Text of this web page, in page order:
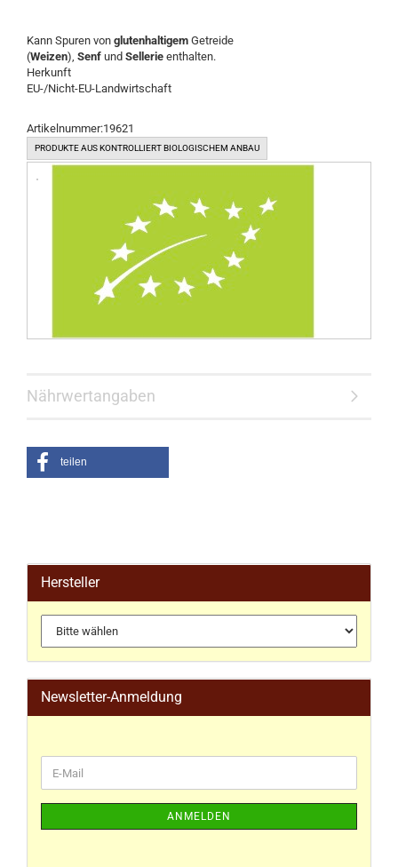
Kann Spuren von glutenhaltigem Getreide
(Weizen), Senf und Sellerie enthalten.
Herkunft
EU-/Nicht-EU-Landwirtschaft
Artikelnummer:19621
PRODUKTE AUS KONTROLLIERT BIOLOGISCHEM ANBAU
Nährwertangaben
teilen
Hersteller
Newsletter-Anmeldung
ANMELDEN